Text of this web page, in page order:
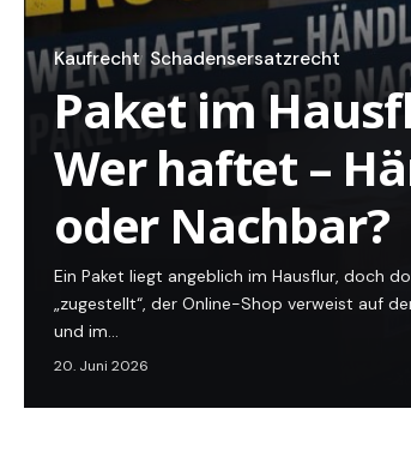
Kaufrecht Schadensersatzrecht
Paket im
Wer haftet –
oder Nachbar?
Ein Paket liegt angeblich im Hausflur, doch
„zugestellt“, der Online-Shop verweist auf
und im…
20. Juni 2026